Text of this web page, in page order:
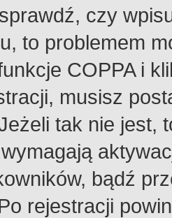
czy
to problemem
COPPA i
musisz
tak nie jest,
bądź
rejestracji